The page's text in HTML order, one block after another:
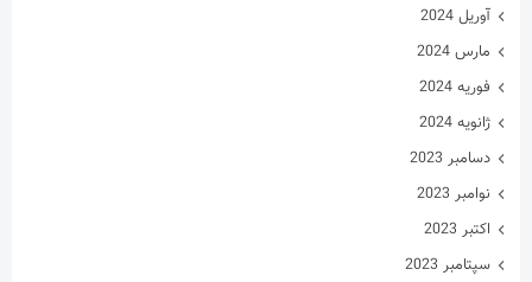
مارس 2023
فوریه 2023
ژانویه 2023
دسامبر 2022
نوامبر 2022
اکتبر 2022
سپتامبر 2022
آگوست 2022